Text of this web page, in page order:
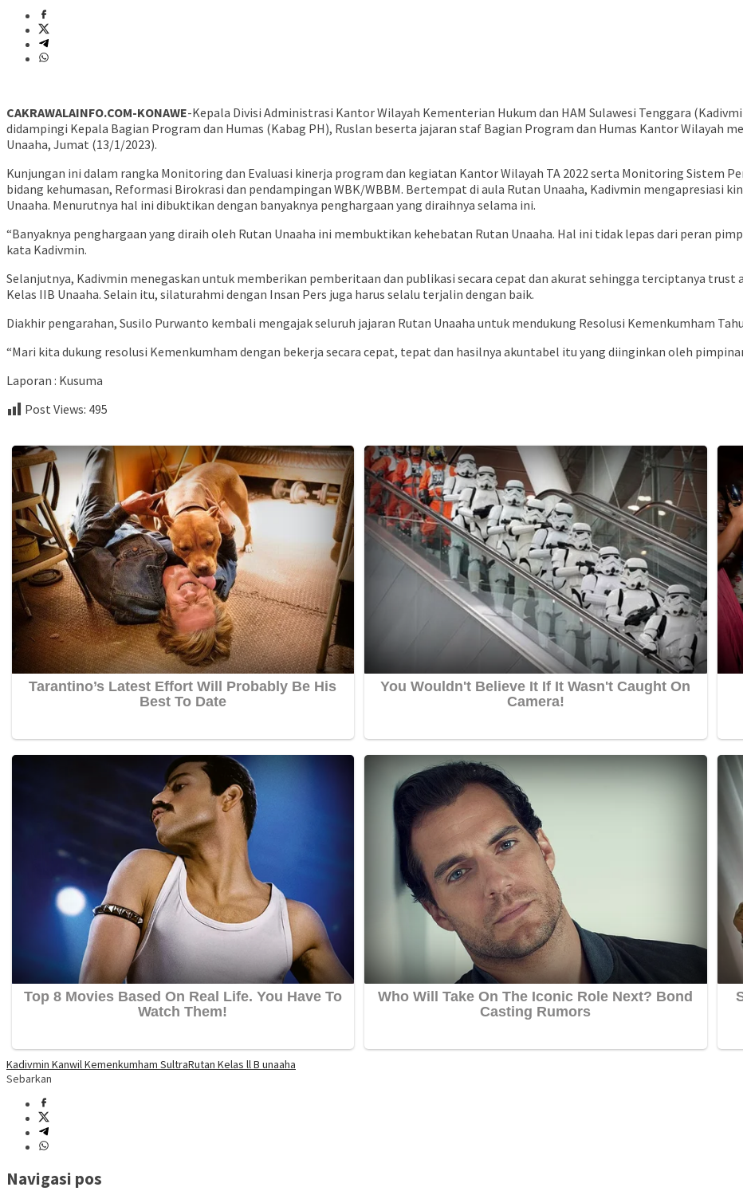
CAKRAWALAINFO.COM-KONAWE-Kepala Divisi Administrasi Kantor Wilayah Kementerian Hukum dan HAM Sulawesi Tenggara
didampingi Kepala Bagian Program dan Humas (Kabag PH), Ruslan beserta jajaran staf Bagian Program dan Humas Kantor Wilayah
Unaaha, Jumat (13/1/2023).
Kunjungan ini dalam rangka Monitoring dan Evaluasi kinerja program dan kegiatan Kantor Wilayah TA 2022 serta Monitoring Sistem
bidang kehumasan, Reformasi Birokrasi dan pendampingan WBK/WBBM. Bertempat di aula Rutan Unaaha, Kadivmin mengapresiasi
Unaaha. Menurutnya hal ini dibuktikan dengan banyaknya penghargaan yang diraihnya selama ini.
“Banyaknya penghargaan yang diraih oleh Rutan Unaaha ini membuktikan kehebatan Rutan Unaaha. Hal ini tidak lepas dari peran
kata Kadivmin.
Selanjutnya, Kadivmin menegaskan untuk memberikan pemberitaan dan publikasi secara cepat dan akurat sehingga terciptanya trust
Kelas IIB Unaaha. Selain itu, silaturahmi dengan Insan Pers juga harus selalu terjalin dengan baik.
Diakhir pengarahan, Susilo Purwanto kembali mengajak seluruh jajaran Rutan Unaaha untuk mendukung Resolusi Kemenkumham
“Mari kita dukung resolusi Kemenkumham dengan bekerja secara cepat, tepat dan hasilnya akuntabel itu yang diinginkan oleh
Laporan : Kusuma
Post Views: 495
Kadivmin Kanwil Kemenkumham SultraRutan Kelas ll B unaaha
Sebarkan
Navigasi pos